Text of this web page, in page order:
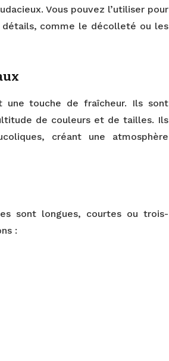
Vous pouvez l’utiliser pour
détails, comme le décolleté ou les
touche de fraîcheur. Ils sont
de couleurs et de tailles. Ils
créant une atmosphère
sont longues, courtes ou trois-
: